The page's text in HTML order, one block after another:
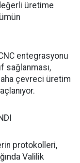
üretime
entegrasyonu
sağlanması,
çevreci üretim
protokolleri,
Valilik